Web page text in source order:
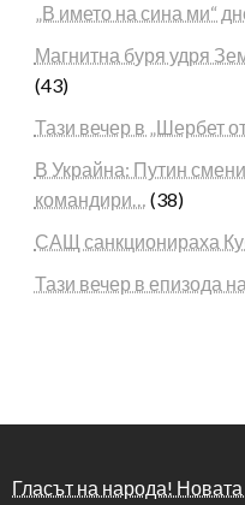
„В името на сина ми“
Магнитна буря удря
(43)
Тази вечер в „Шербет
В Украйна: Путин
командири… (38)
САЩ санкционираха
Тази вечер в епизода
Гласът на народа!